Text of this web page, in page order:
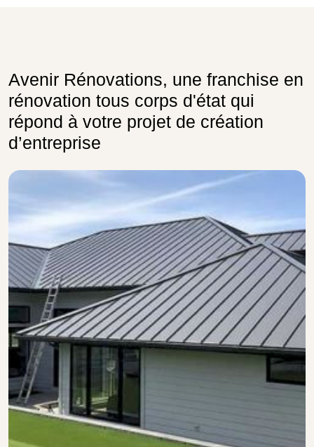
Avenir Rénovations, une franchise en
rénovation tous corps d'état qui
répond à votre projet de création
d’entreprise